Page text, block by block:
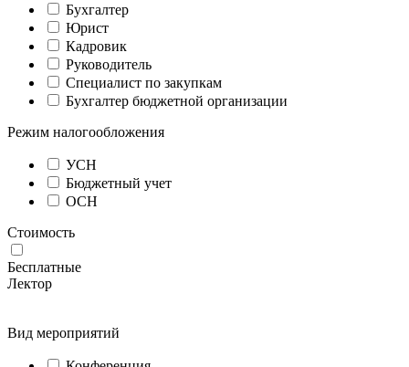
Бухгалтер
Юрист
Кадровик
Руководитель
Специалист по закупкам
Бухгалтер бюджетной организации
Режим налогообложения
УСН
Бюджетный учет
ОСН
Стоимость
Бесплатные
Лектор
Вид мероприятий